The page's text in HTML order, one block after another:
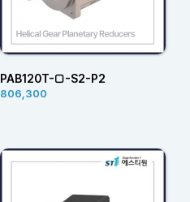
PAB120T-□-S2-P2
806,300